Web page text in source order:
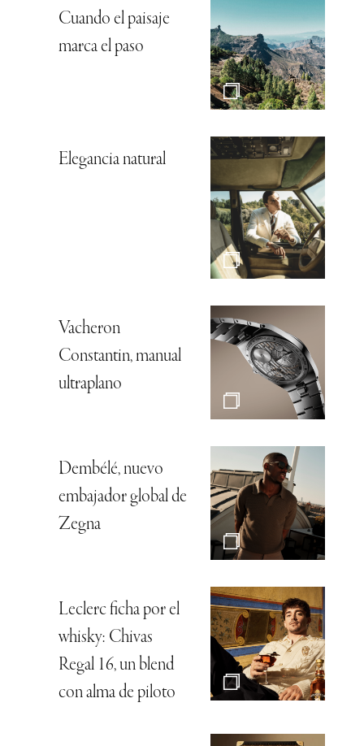
Cuando el paisaje
marca el paso
Elegancia natural
Vacheron
Constantin, manual
ultraplano
Dembélé, nuevo
embajador global de
Zegna
Leclerc ficha por el
whisky: Chivas
Regal 16, un blend
con alma de piloto